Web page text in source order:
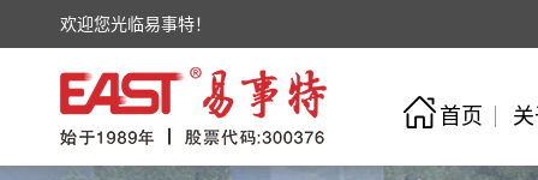
欢迎您光临易事特！
首页